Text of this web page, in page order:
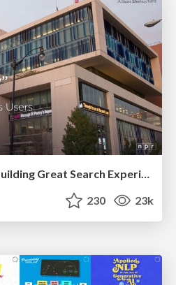
"I'm Feeling Lucky" - Building Great Search Experiences for Today's Users (#IAC19)
230 23k